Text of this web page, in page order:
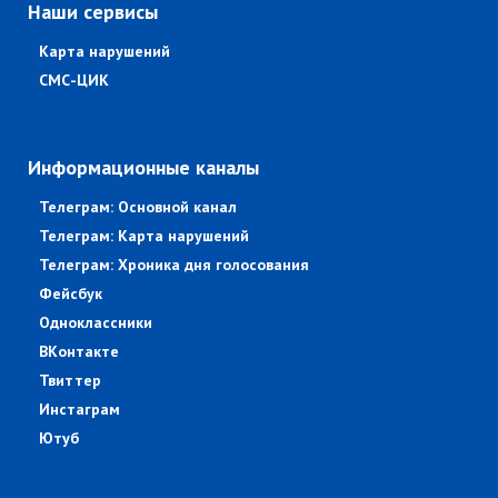
Наши сервисы
Карта нарушений
СМС-ЦИК
Информационные каналы
Телеграм: Основной канал
Телеграм: Карта нарушений
Телеграм: Хроника дня голосования
Фейсбук
Одноклассники
ВКонтакте
Твиттер
Инстаграм
Ютуб